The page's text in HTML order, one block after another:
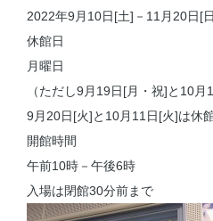
2022年9月10日[土]－11月20日[
休館日
月曜日
（ただし9月19日[月・祝]と10月
9月20日[火]と10月11日[火]は休館
開館時間
午前10時－午後6時
入場は閉館30分前まで